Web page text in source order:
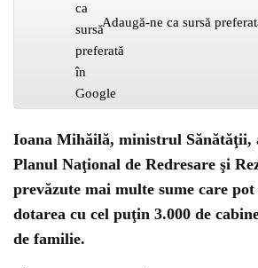
Adaugă-ne ca sursă
Ioana Mihăilă, ministrul Sănătăţii,
Planul Naţional de Redresare şi
prevăzute mai multe sume care
dotarea cu cel puţin 3.000 de
de familie.